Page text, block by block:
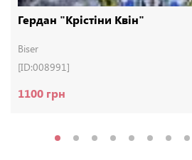
Гердан "Крістіни Квін"
Biser
[ID:008991]
1100 грн